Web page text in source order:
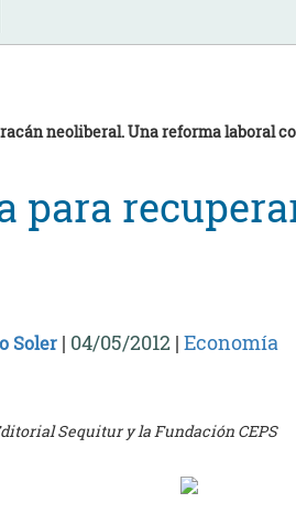
neoliberal. Una reforma laboral
para
Soler | 04/05/2012 | Economía
Sequitur y la Fundación CEPS